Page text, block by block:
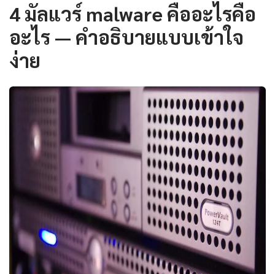
4 มัลแวร์ malware คืออะไรคือ
อะไร — คำอธิบายแบบเข้าใจ
ง่าย